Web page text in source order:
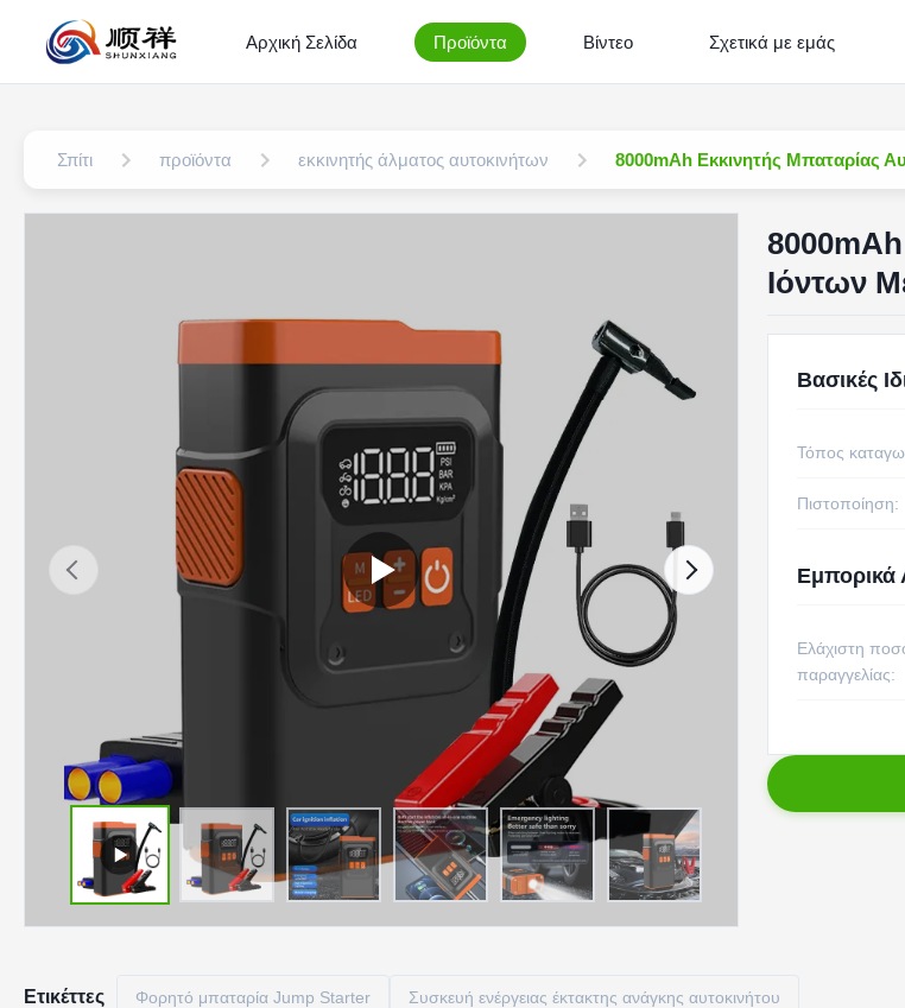
Αρχική Σελίδα Προϊόντα Βίντεο Σχετικά με εμάς
Σπίτι προϊόντα εκκινητής άλματος αυτοκινήτων 8000mAh Εκκινητής Μπαταρίας
Ιόντων
Βασικές
Τόπος
Πιστοποίηση:
Εμπορικά
Ελάχιστη
παραγγελίας:
Ετικέττες Φορητό μπαταρία Jump Starter Συσκευή ενέργειας έκτακτης ανάγκης αυτοκινήτου